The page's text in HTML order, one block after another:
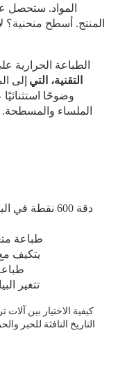
المواد.
المنتج. أسطح
الطباعة الحرارية
إلى التقنية، التي
وضوحًا
الملساء والمسطحة.
دقة 600 نقطة
طباعة
يتكيف
تتغير